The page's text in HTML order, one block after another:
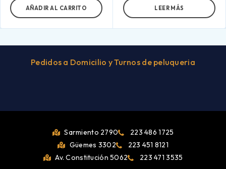
AÑADIR AL CARRITO LEER MÁS
Pedidos a Domicilio y Turnos de peluqueria
Sarmiento 2790
223 486 1725
Güemes 3302
223 451 8121
Av. Constitución 5062
223 471 3535